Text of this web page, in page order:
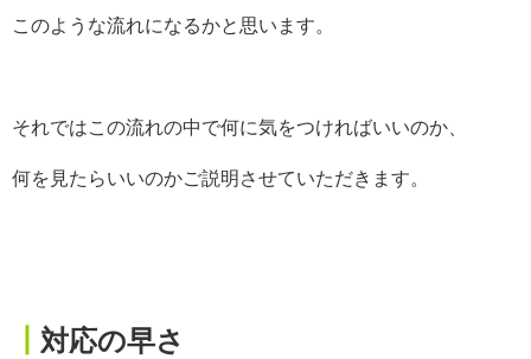
このような流れになるかと思います。
それではこの流れの中で何に気をつければいいのか、
何を見たらいいのかご説明させていただきます。
対応の早さ